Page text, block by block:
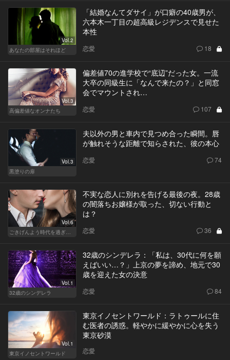
Vol.2
あなたの部屋はそれほど
「結婚なんてダサイ」が口癖の40歳男が、
六本木一丁目の超高級レジデンスで見せた
本性
恋愛 18
Vol.3
高偏差値なオンナたち
偏差値70の進学校で“底辺”だった女。一流
大卒の同級生に「なんで来たの？」と同窓
会でマウントされ…
恋愛 107
Vol.3
黒塗りの扉
夫以外の男と車内で見つめ合った瞬間。唇
が触れそうな距離で知らされた、彼の本心
恋愛 74
Vol.6
不実な恋人に別れを告げる最後の夜。28歳
の闇落ちお嬢様が取った、切ない行動と
は？
恋愛 36
Vol.1
32歳のシンデレラ
32歳のシンデレラ：「私は、30代に何を願
えばいい…？」上京の夢を諦め、地元で30
歳を迎えた女の決意
恋愛 84
Vol.1
東京イノセントワールド
東京イノセントワールド：ラトゥールに住
む医者の誘惑。軽やかに緩やかに心を失う
東京砂漠
恋愛